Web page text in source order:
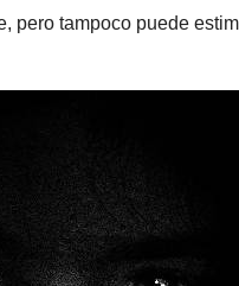
pero tampoco puede